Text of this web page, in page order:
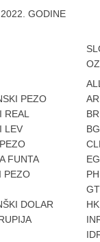
GODINE
PEZO
REAL
LEV
FUNTA
PEZO
DOLAR